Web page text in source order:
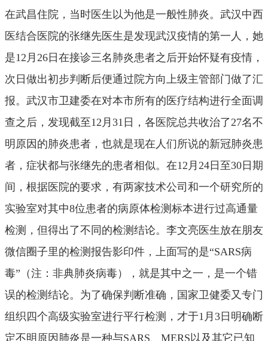
在武昌住院，当时医生以为他是一般性肺炎。武汉中西
医结合医院的张继先医生是发现武汉疫情的第一人，她
是12月26日在接诊三名肺炎患者之后开始怀疑有疫情，
次日做出初步判断后便通过院方向上级主管部门做了汇
报。武汉市卫建委在对本市所有的医疗结构进行全面调
查之后，发现截至12月31日，各医院总共收治了27名不
明原因的肺炎患者，也就是现在人们所说的新冠肺炎患
者，症状都与张继先的患者相似。在12月24日至30日期
间，根据医院的要求，有两家技术公司和一个研究所的
实验室对其中8位患者的病原体检测标本进行过高通量
检测，但得出了不同的检测结论。李文亮医生放在朋友
微信圈子里的检测报告影印件，上面写的是“SARS病
毒”（注：非典肺炎病毒），就是其中之一，是一个错
误的检测结论。为了确保判断准确，国家卫健委又专门
组织四个高级实验室进行平行检测，才于1月3日明确断
定不明原因肺炎是一种与SARS、MERS以及其它已知